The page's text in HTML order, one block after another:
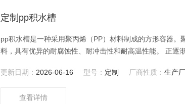
定制pp积水槽
pp积水槽是一种采用聚丙烯（PP）材料制成的方形容器
料，具有优异的耐腐蚀性、耐冲击性和耐高温性能。 正逐
更新日期： 2026-06-16 型号： 定制 厂商性质：生产
查看详情